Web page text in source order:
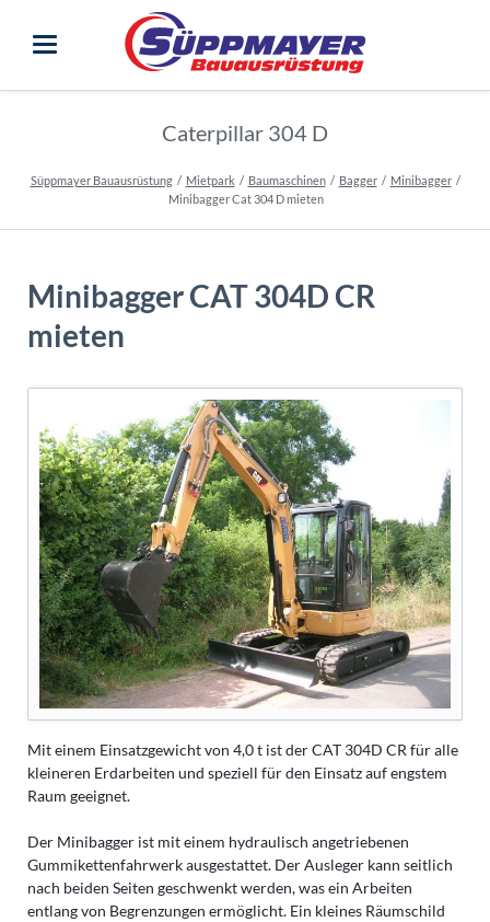
Caterpillar 304 D
Süppmayer Bauausrüstung Mietpark Baumaschinen Bagger
Minibagger
Minibagger Cat 304 D mieten
Minibagger CAT 304D CR
mieten
Mit einem Einsatzgewicht von 4,0 t ist der CAT 304D CR für alle
kleineren Erdarbeiten und speziell für den Einsatz auf engstem
Raum geeignet.
Der Minibagger ist mit einem hydraulisch angetriebenen
Gummikettenfahrwerk ausgestattet. Der Ausleger kann seitlich
nach beiden Seiten geschwenkt werden, was ein Arbeiten
entlang von Begrenzungen ermöglicht. Ein kleines Räumschild